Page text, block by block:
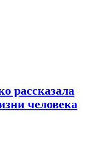
рассказала
человека